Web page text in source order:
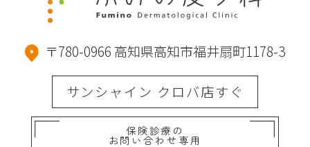
〒780-0966 高知県高知市福井扇町1178-3
サンシャイン クロバ店すぐ
保険診療の
お問い合わせ専用